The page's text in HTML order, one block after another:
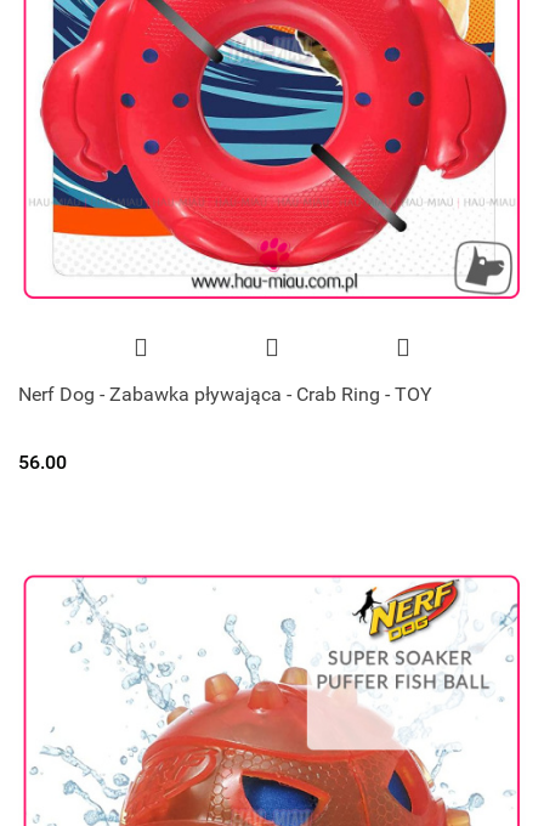
Nerf Dog - Zabawka pływająca - Crab Ring - TOY
56.00